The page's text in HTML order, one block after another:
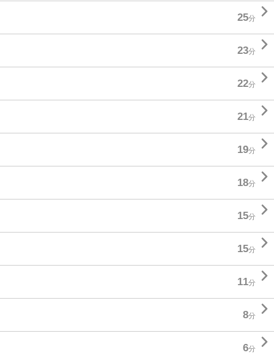
25分 
23分 
22分 
21分 
19分 
18分 
15分 
15分 
11分 
8分 
6分 